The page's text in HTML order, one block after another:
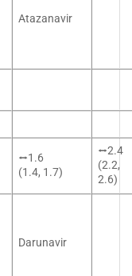
Atazanavir
⭤1.6
(1.4, 1.7)
⭤2.4
(2.2,
2.6)
Darunavir